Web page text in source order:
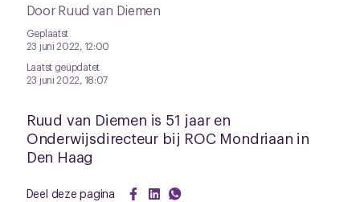
Door Ruud van Diemen
Geplaatst
23 juni 2022, 12:00
Laatst geüpdatet
23 juni 2022, 18:07
Ruud van Diemen is 51 jaar en
Onderwijsdirecteur bij ROC Mondriaan in
Den Haag
Deel deze pagina